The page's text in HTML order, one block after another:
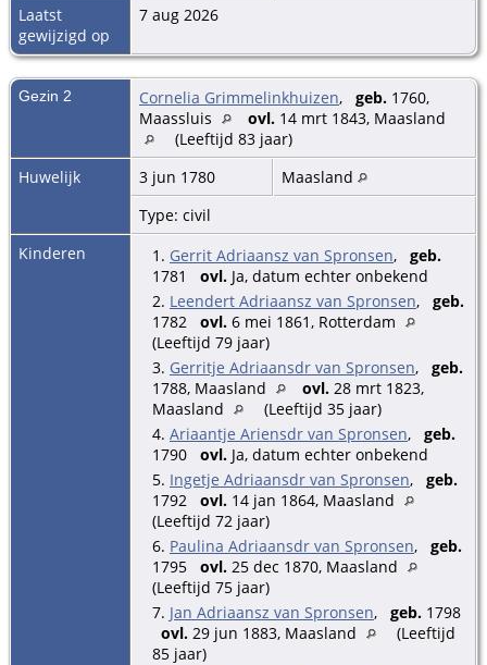
Laatst
gewijzigd op
7 aug 2026
Gezin 2 Cornelia Grimmelinkhuizen, geb. 1760,
Maassluis
ovl. 14 mrt 1843, Maasland
(Leeftijd 83 jaar)
Huwelijk
3 jun 1780
Maasland
Type: civil
Kinderen
1. Gerrit Adriaansz van Spronsen, geb.
1781 ovl. Ja, datum echter onbekend
2. Leendert Adriaansz van Spronsen, geb.
1782 ovl. 6 mei 1861, Rotterdam
(Leeftijd 79 jaar)
3. Gerritje Adriaansdr van Spronsen, geb.
1788, Maasland
ovl. 28 mrt 1823,
Maasland
(Leeftijd 35 jaar)
4. Ariaantje Ariensdr van Spronsen, geb.
1790 ovl. Ja, datum echter onbekend
5. Ingetje Adriaansdr van Spronsen, geb.
1792 ovl. 14 jan 1864, Maasland
(Leeftijd 72 jaar)
6. Paulina Adriaansdr van Spronsen, geb.
1795 ovl. 25 dec 1870, Maasland
(Leeftijd 75 jaar)
7. Jan Adriaansz van Spronsen, geb. 1798
ovl. 29 jun 1883, Maasland
(Leeftijd
85 jaar)